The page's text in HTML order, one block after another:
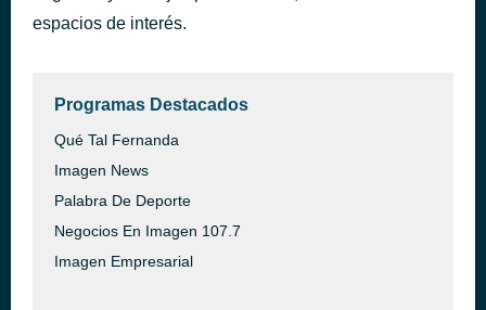
espacios de interés.
Programas Destacados
Qué Tal Fernanda
Imagen News
Palabra De Deporte
Negocios En Imagen 107.7
Imagen Empresarial